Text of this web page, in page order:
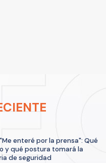
enteré por la prensa": Qué
y qué postura tomará la
de seguridad